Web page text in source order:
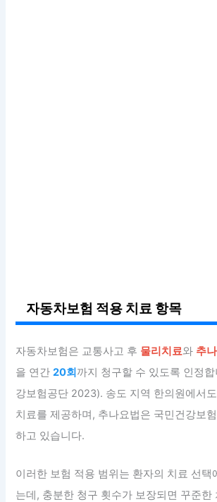
자동차보험 적용 치료 항목
자동차보험은 교통사고 후 물리치료와 추
을 연간20회까지 청구할 수 있도록 인정
강보험공단 2023). 송도 지역 한의원에서
치료를 제공하며, 추나요법은 국민건강보
하고 있습니다.
이러한 보험 적용 범위는 환자의 치료 선택
는데, 충분한 청구 횟수가 보장되면 꾸준한